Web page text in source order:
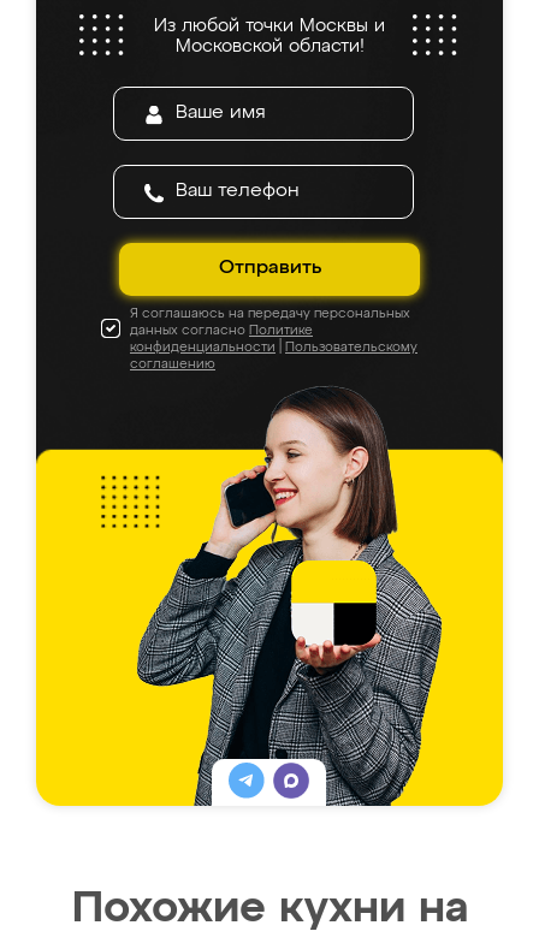
Из любой точки Москвы и
Московской области!
Отправить
Я соглашаюсь на передачу персональных
данных согласно Политике
конфиденциальности
Пользовательскому
соглашению
Похожие кухни на